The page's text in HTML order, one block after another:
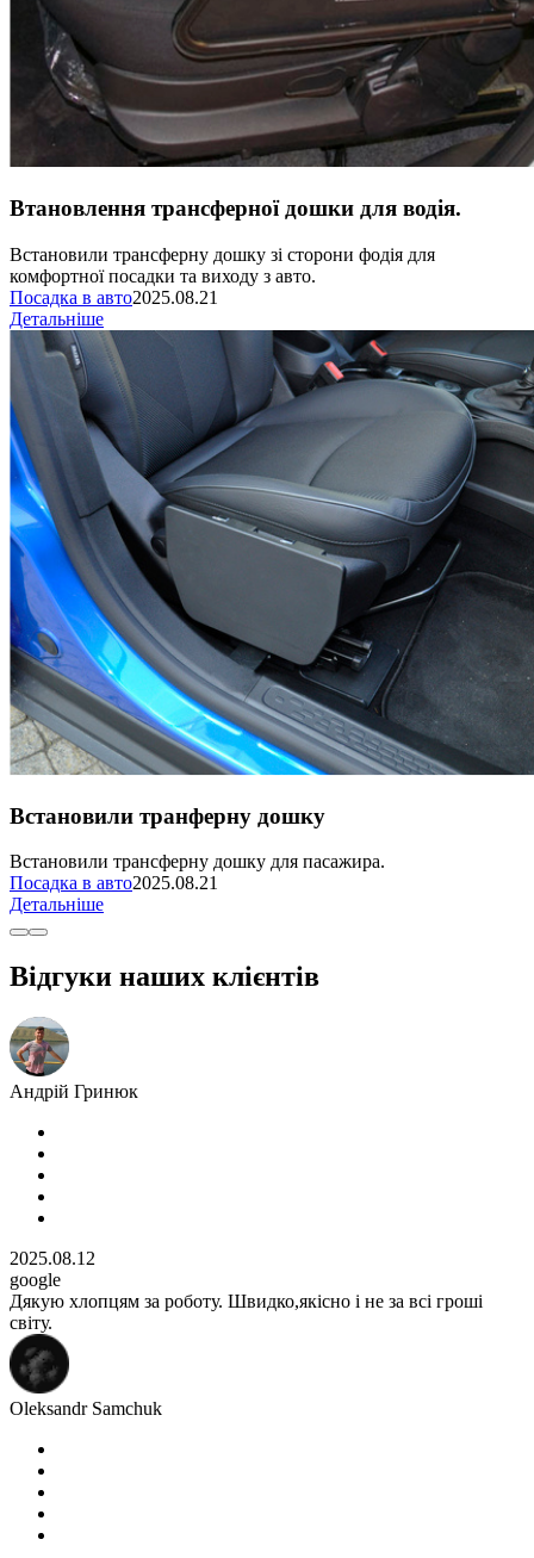
Втановлення трансферної дошки для водія.
Встановили трансферну дошку зі сторони фодія для
комфортної посадки та виходу з авто.
Посадка в авто2025.08.21
Детальніше
Встановили транферну дошку
Встановили трансферну дошку для пасажира.
Посадка в авто2025.08.21
Детальніше
Відгуки наших клієнтів
Андрій Гринюк
2025.08.12
google
Дякую хлопцям за роботу. Швидко,якісно і не за всі гроші
світу.
Oleksandr Samchuk